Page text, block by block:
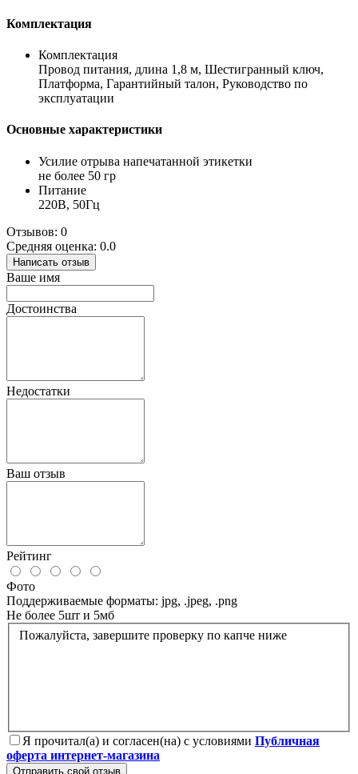
Комплектация
Комплектация
Провод питания, длина 1,8 м, Шестигранный ключ,
Платформа, Гарантийный талон, Руководство по
эксплуатации
Основные характеристики
Усилие отрыва напечатанной этикетки
не более 50 гр
Питание
220В, 50Гц
Отзывов: 0
Средняя оценка: 0.0
Написать отзыв
Ваше имя
Достоинства
Недостатки
Ваш отзыв
Рейтинг
Фото
Поддерживаемые форматы: jpg, .jpeg, .png
Не более 5шт и 5мб
Пожалуйста, завершите проверку по капче ниже
Я прочитал(а) и согласен(на) с условиями Публичная
оферта интернет-магазина
Отправить свой отзыв